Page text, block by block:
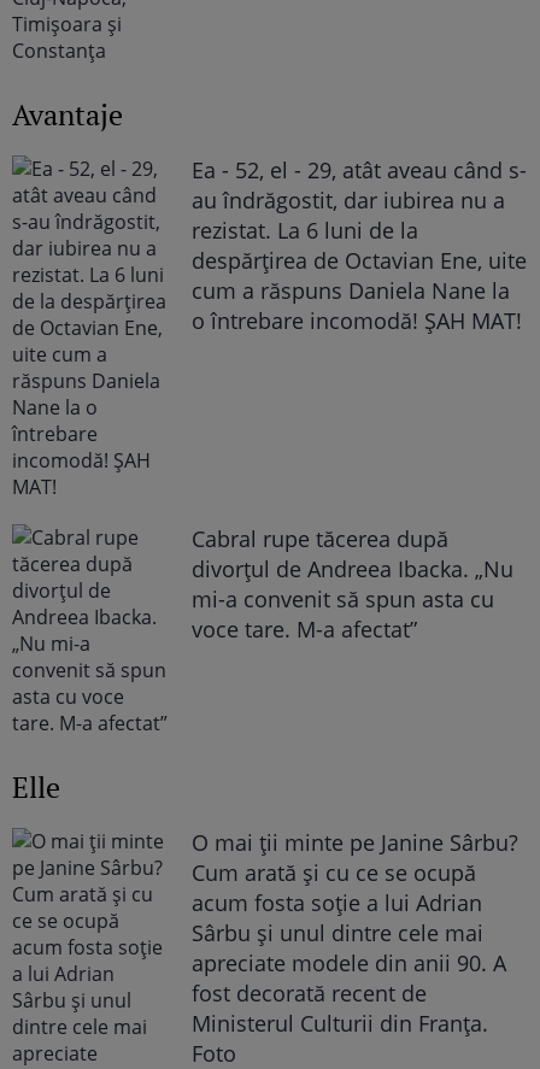
Avantaje
Ea - 52, el - 29, atât aveau când s-
au îndrăgostit, dar iubirea nu a
rezistat. La 6 luni de la
despărțirea de Octavian Ene, uite
cum a răspuns Daniela Nane la
o întrebare incomodă! ȘAH MAT!
Cabral rupe tăcerea după
divorțul de Andreea Ibacka. „Nu
mi-a convenit să spun asta cu
voce tare. M-a afectat”
Elle
O mai ții minte pe Janine Sârbu?
Cum arată și cu ce se ocupă
acum fosta soție a lui Adrian
Sârbu și unul dintre cele mai
apreciate modele din anii 90. A
fost decorată recent de
Ministerul Culturii din Franța.
Foto